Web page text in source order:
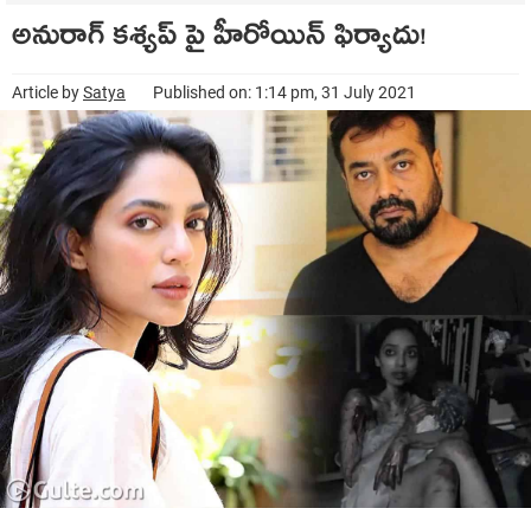
అనురాగ్ కశ్యప్ పై హీరోయిన్ ఫిర్యాదు!
Article bySatya Published on: 1:14 pm, 31 July 2021